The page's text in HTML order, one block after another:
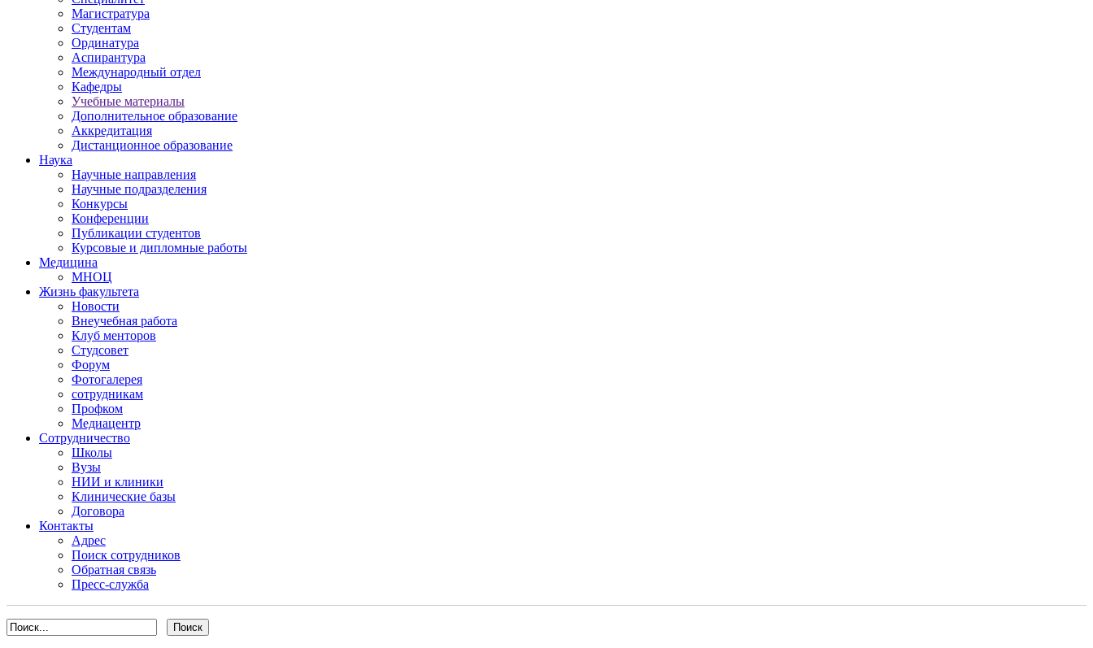
Магистратура
Студентам
Ординатура
Аспирантура
Международный отдел
Кафедры
Учебные материалы
Дополнительное образование
Аккредитация
Дистанционное образование
Наука
Научные направления
Научные подразделения
Конкурсы
Конференции
Публикации студентов
Курсовые и дипломные работы
Медицина
МНОЦ
Жизнь факультета
Новости
Внеучебная работа
Клуб менторов
Студсовет
Форум
Фотогалерея
сотрудникам
Профком
Медиацентр
Сотрудничество
Школы
Вузы
НИИ и клиники
Клинические базы
Договора
Контакты
Адрес
Поиск сотрудников
Обратная связь
Пресс-служба